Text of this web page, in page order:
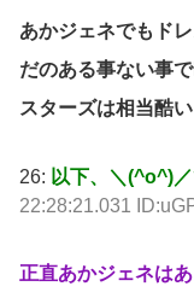
あかジェネでもド
だのある事ない事
スターズは相当酷
26: 以下、＼(^o^)
22:28:21.031
正直あかジェネは